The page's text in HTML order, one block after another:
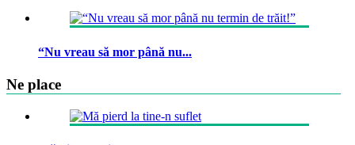
“Nu vreau să mor până nu...
Ne place